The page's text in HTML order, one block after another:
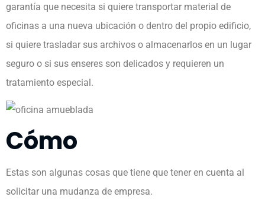
garantía que necesita si quiere transportar material de
oficinas a una nueva ubicación o dentro del propio edificio,
si quiere trasladar sus archivos o almacenarlos en un lugar
seguro o si sus enseres son delicados y requieren un
tratamiento especial.
Cómo
Estas son algunas cosas que tiene que tener en cuenta al
solicitar una mudanza de empresa.